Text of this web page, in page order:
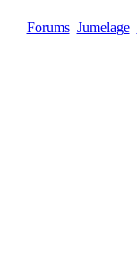
Forums Jumelage